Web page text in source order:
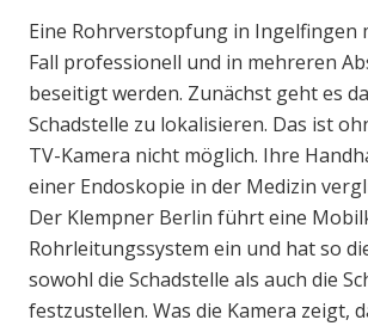
Eine Rohrverstopfung in Ingelfingen
Fall professionell und in mehreren
beseitigt werden. Zunächst geht es
Schadstelle zu lokalisieren. Das ist
TV-Kamera nicht möglich. Ihre
einer Endoskopie in der Medizin
Der Klempner Berlin führt eine
Rohrleitungssystem ein und hat so
sowohl die Schadstelle als auch die
festzustellen. Was die Kamera zeigt,